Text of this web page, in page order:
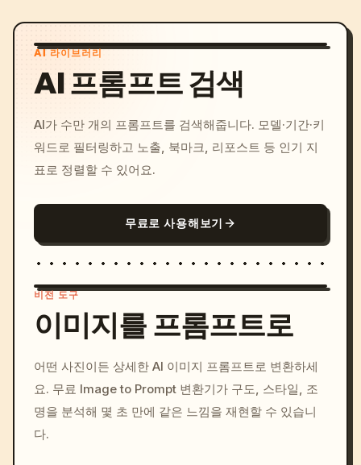
AI 라이브러리
AI 프롬프트 검색
AI가 수만 개의 프롬프트를 검색해줍니다. 모델·기간·키
워드로 필터링하고 노출, 북마크, 리포스트 등 인기 지
표로 정렬할 수 있어요.
무료로 사용해보기
c, cyberpunk sunset, neon
colors, 8k --v 6.0
비전 도구
이미지를 프롬프트로
어떤 사진이든 상세한 AI 이미지 프롬프트로 변환하세
요. 무료 Image to Prompt 변환기가 구도, 스타일, 조
명을 분석해 몇 초 만에 같은 느낌을 재현할 수 있습니
다.